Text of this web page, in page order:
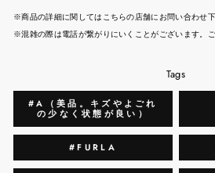
※商品の詳細に関してはこちらの店舗にお問い合わせ
※混雑の際は電話が繋がりにいくことがございます。ご
Tags
#A（美品。キズやよごれ
の少なく状態が良い）
#FURLA